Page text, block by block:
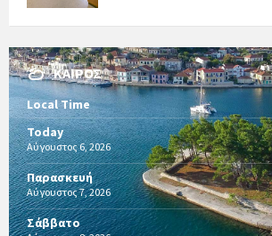
ΚΑΙΡΌΣ
Local Time
Today
Αύγουστος 6, 2026
Παρασκευή
Αύγουστος 7, 2026
Σάββατο